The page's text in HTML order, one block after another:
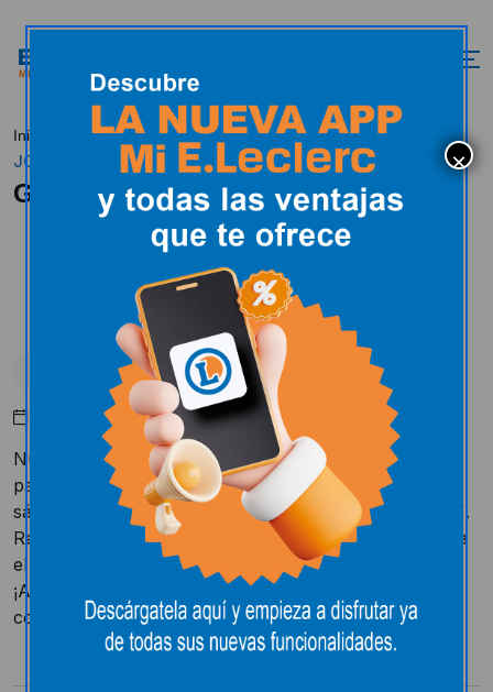
Inicio Actualidad Uncategorized
GOL LECLERC
JORNADA 32
GOL LECLERC JORNADA 32
Uncategorized
Abril 19, 2017
Nuestro bote del GOL LECLERC para el próximo
partido del Mirandés en Anduva contra el Sabadell el
sábado 4 de abril a las 16:00 horas asciende a 1400 €.
Recordad que si el balón no da ningún bote se duplica
el bote hasta los 2800 €
¡Animaros a participar! Sólo tenéis que realizar una
compra superior a 30 € en nuestro Hipermercado.